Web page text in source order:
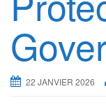
22 JANVIER 2026